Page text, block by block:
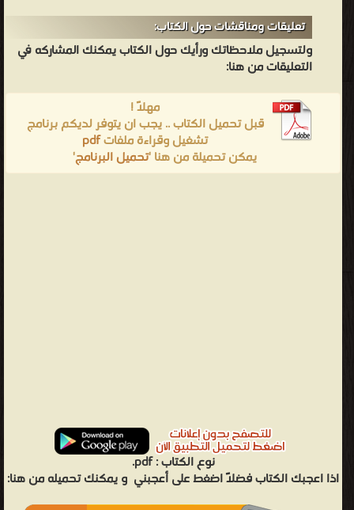
تعليقات ومناقشات حول الكتاب:
ولتسجيل ملاحظاتك ورأيك حول الكتاب يمكنك المشاركه في
التعليقات من هنا:
مهلاً !
قبل تحميل الكتاب .. يجب ان يتوفر لديكم برنامج
تشغيل وقراءة ملفاتpdf
يمكن تحميلة من هنا 'تحميل البرنامج'
نوع الكتاب :pdf.
اذا اعجبك الكتاب فضلاً اضغط على أعجبني و يمكنك تحميله من هنا: